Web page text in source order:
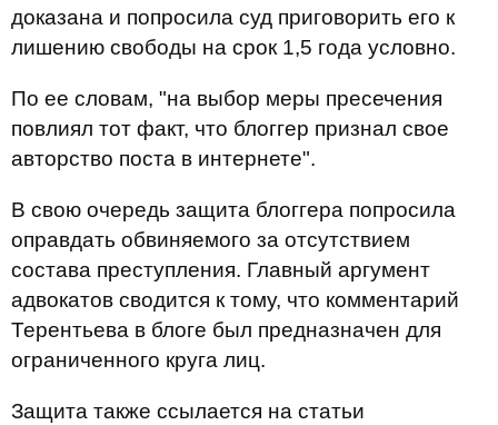
доказана и попросила суд приговорить его к
лишению свободы на срок 1,5 года условно.
По ее словам, "на выбор меры пресечения
повлиял тот факт, что блоггер признал свое
авторство поста в интернете".
В свою очередь защита блоггера попросила
оправдать обвиняемого за отсутствием
состава преступления. Главный аргумент
адвокатов сводится к тому, что комментарий
Терентьева в блоге был предназначен для
ограниченного круга лиц.
Защита также ссылается на статьи